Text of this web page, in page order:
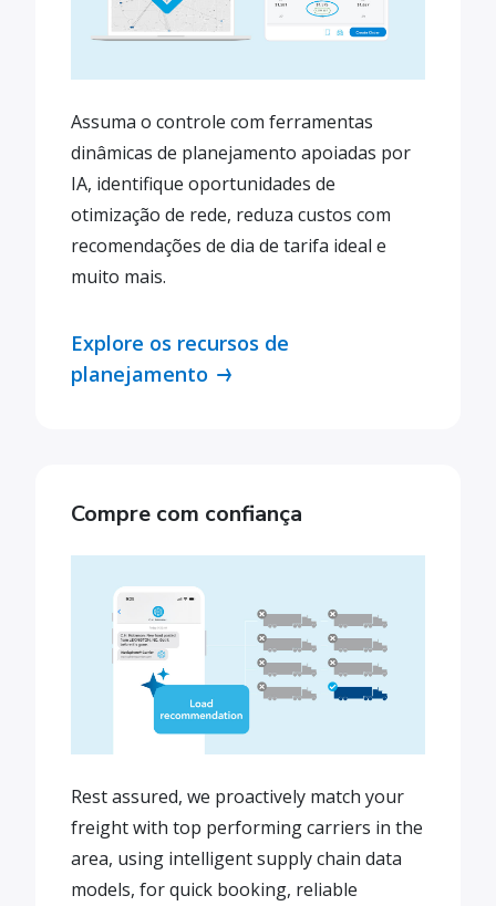
Assuma o controle com ferramentas
dinâmicas de planejamento apoiadas por
IA, identifique oportunidades de
otimização de rede, reduza custos com
recomendações de dia de tarifa ideal e
muito mais.
Explore os recursos de
planejamento
Compre com confiança
Rest assured, we proactively match your
freight with top performing carriers in the
area, using intelligent supply chain data
models, for quick booking, reliable